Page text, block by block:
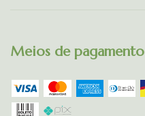
Meios de pagamento